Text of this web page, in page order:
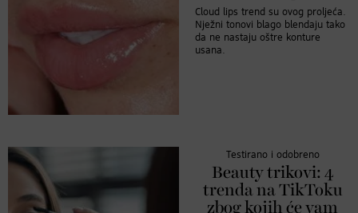
Cloud lips trend su ovog proljeća.
Nježni tonovi blago blendaju tako
da ne nastaju oštre konture
usana.
Testirano i odobreno
Beauty trikovi: 4
trenda na TikToku
zbog kojih će vam